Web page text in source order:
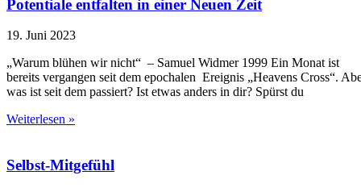
Potentiale entfalten in einer Neuen Zeit
19. Juni 2023
„Warum blühen wir nicht“ – Samuel Widmer 1999 Ein Monat ist
bereits vergangen seit dem epochalen Ereignis „Heavens Cross“.
was ist seit dem passiert? Ist etwas anders in dir? Spürst du
Weiterlesen »
Selbst-Mitgefühl